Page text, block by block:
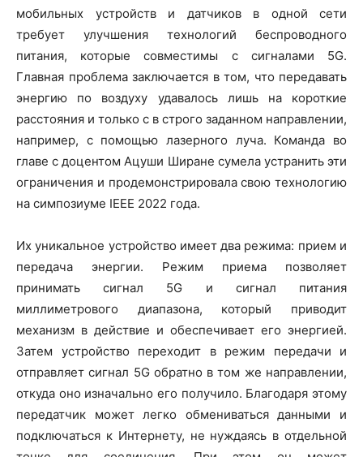
мобильных устройств и датчиков в одной сети
требует улучшения технологий беспроводного
питания, которые совместимы с сигналами 5G.
Главная проблема заключается в том, что передавать
энергию по воздуху удавалось лишь на короткие
расстояния и только с в строго заданном направлении,
например, с помощью лазерного луча. Команда во
главе с доцентом Ацуши Ширане сумела устранить эти
ограничения и продемонстрировала свою технологию
на симпозиуме IEEE 2022 года.
Их уникальное устройство имеет два режима: прием и
передача энергии. Режим приема позволяет
принимать сигнал 5G и сигнал питания
миллиметрового диапазона, который приводит
механизм в действие и обеспечивает его энергией.
Затем устройство переходит в режим передачи и
отправляет сигнал 5G обратно в том же направлении,
откуда оно изначально его получило. Благодаря этому
передатчик может легко обмениваться данными и
подключаться к Интернету, не нуждаясь в отдельной